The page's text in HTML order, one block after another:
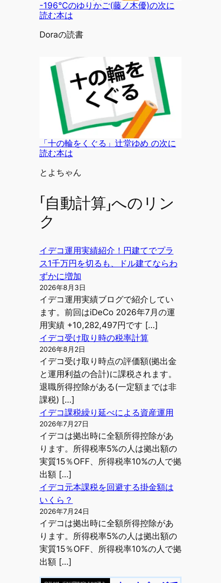
-196℃のゆりかご(藤ノ木優)の次に
読む本は
投稿者
Doraの読書
「十の輪をくぐる」辻堂ゆめ の次に
読む本は
投稿者
とよちゃん
「自動計算」へのリン
ク
イデコ運用実績紹介！円建てでプラ
ス1千万円を切るも、ドル建てならわ
ずかに増加
2026年8月3日
イデコ運用実績ブログで紹介してい
ます。前回はiDeCo 2026年7月の運
用実績 +10,282,497円です […]
イデコ受け取り時の税率計算
2026年8月2日
イデコ受け取り時点の評価額(拠出金
と運用利益の合計)に課税されます。
退職所得控除がある(一定額までは非
課税) […]
イデコ課税繰り延べによる資産運用
2026年7月27日
イデコは拠出時に全額所得控除があ
ります。所得税率5%の人は拠出額の
実質15％OFF、所得税率10%の人で拠
出額 […]
イデコ元本課税を回避する掛金額は
いくら？
2026年7月24日
イデコは拠出時に全額所得控除があ
ります。所得税率5%の人は拠出額の
実質15％OFF、所得税率10%の人で拠
出額 […]